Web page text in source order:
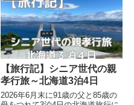
【旅行記】シニア世代の親
孝行旅～北海道3泊4日
2026年6月末に91歳の父と85歳の